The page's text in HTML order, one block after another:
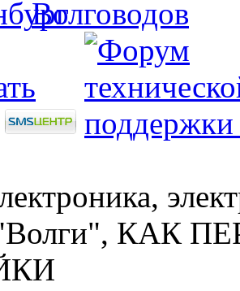
КАК